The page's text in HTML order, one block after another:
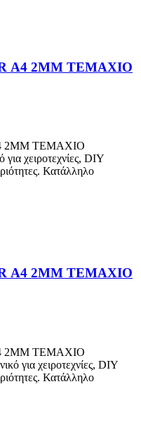
Α4 2MM ΤΕΜΑΧΙΟ
2MM ΤΕΜΑΧΙΟ
χειροτεχνίες, DIY
Κατάλληλο
Α4 2MM ΤΕΜΑΧΙΟ
2MM ΤΕΜΑΧΙΟ
για χειροτεχνίες, DIY
Κατάλληλο